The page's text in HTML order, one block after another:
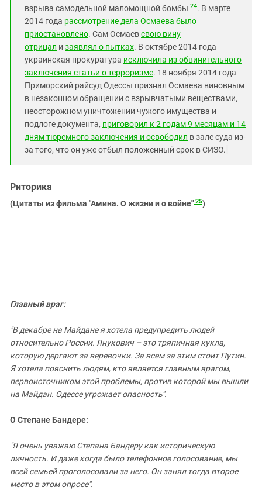
взрыва самодельной маломощной бомбы 24. В марте
2014 года рассмотрение дела Осмаева было
приостановлено. Сам Осмаевсвою вину
отрицал и заявлял о пытках. В октябре 2014 года
украинская прокуратура исключила из обвинительного
заключения статьи о терроризме. 18 ноября 2014 года
Приморский райсуд Одессы признал Осмаева виновным
в незаконном обращении с взрывчатыми веществами,
неосторожном уничтожении чужого имущества и
подлоге документа, приговорил к 2 годам 9 месяцам и 14
дням тюремного заключения и освободил в зале суда из-
за того, что он уже отбыл положенный срок в СИЗО.
Риторика
(Цитаты из фильма "Амина. О жизни и о войне" 25)
Главный враг:
"В декабре на Майдане я хотела предупредить людей
относительно России. Янукович – это тряпичная кукла,
которую дергают за веревочки. За всем за этим стоит Путин.
Я хотела пояснить людям, кто является главным врагом,
первоисточником этой проблемы, против которой мы вышли
на Майдан. Одессе угрожает опасность".
О Степане Бандере:
"Я очень уважаюСтепана Бандерукак историческую
личность. И даже когда было телефонное голосование, мы
всей семьей проголосовали за него. Он занял тогда второе
место в этом опросе".